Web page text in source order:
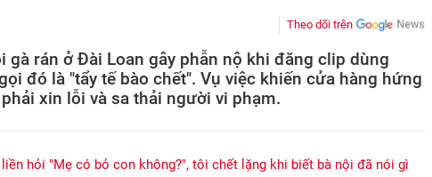
Theo dõi trên
gà rán ở Đài Loan gây phẫn nộ khi đăng clip dùng
đó là "tẩy tế bào chết". Vụ việc khiến cửa hàng hứng
xin lỗi và sa thải người vi phạm.
hỏi "Mẹ có bỏ con không?", tôi chết lặng khi biết bà nội đã nói gì